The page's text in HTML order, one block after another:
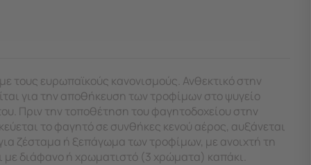
τους ευρωπαϊκούς κανονισμούς. Ανθεκτικό στην
για την αποθήκευση των τροφίμων στο ψυγείο
Πριν την τοποθέτηση του φαγητοδοχείου στην
το φαγητό σε συνθήκες κενού αέρος, αυξάνεται
ζέσταμα ή ξεπάγωμα των τροφίμων, με ανοιχτή τη
με διάφανο ή χρωματιστό (3 χρώματα) καπάκι.